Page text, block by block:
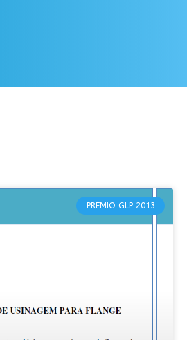
PREMIO GLP 2013